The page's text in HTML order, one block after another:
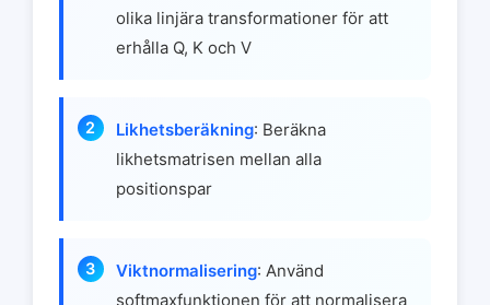
olika linjära transformationer för att
erhålla Q, K och V
Likhetsberäkning: Beräkna
likhetsmatrisen mellan alla
positionspar
Viktnormalisering: Använd
softmaxfunktionen för att normalisera